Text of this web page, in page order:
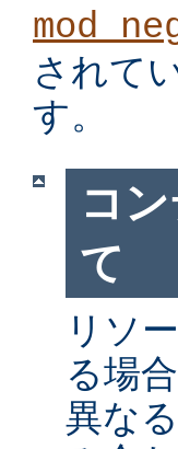
されて
す。
コ
て
リソ
る場
異な